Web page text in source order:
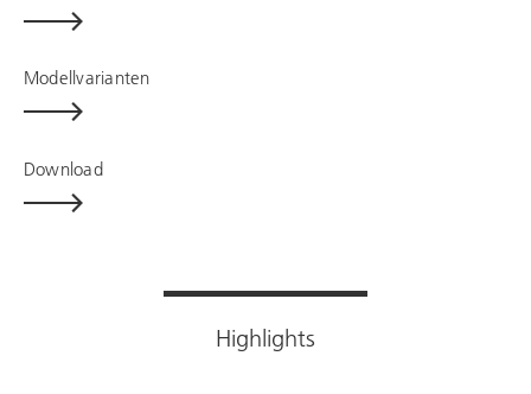
Modellvarianten
Download
Highlights